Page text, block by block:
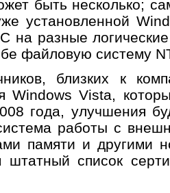
быть несколько;
установленной
на разные
файловую систему
близких к
Windows Vista,
года, улучшения
работы с
памяти и другими
штатный список